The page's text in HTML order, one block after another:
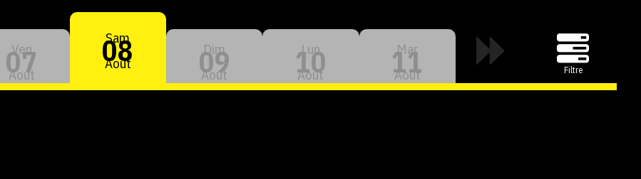
Ven
07
Aout
Sam
08
Aout
Dim
09
Aout
Lun
10
Aout
Mar
11
Aout Filtre